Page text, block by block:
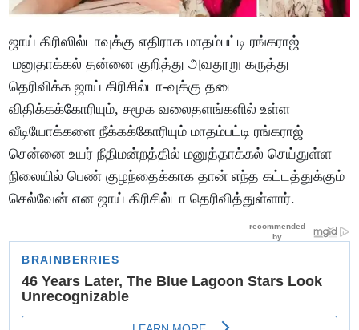
ஜாய் கிரிஸில்டாவுக்கு எதிராக மாதம்பட்டி ரங்கராஜ்
மனுதாக்கல் தன்னை குறித்து அவதூறு கருத்து
தெரிவிக்க ஜாய் கிரிசில்டா-வுக்கு தடை
விதிக்கக்கோரியும், சமூக வலைதளங்களில் உள்ள
வீடியோக்களை நீக்கக்கோரியும் மாதம்பட்டி ரங்கராஜ்
சென்னை உயர் நீதிமன்றத்தில் மனுத்தாக்கல் செய்துள்ள
நிலையில் பெண் குழந்தைக்காக தான் எந்த கட்டத்துக்கும்
செல்வேன் என ஜாய் கிரிசில்டா தெரிவித்துள்ளார்.